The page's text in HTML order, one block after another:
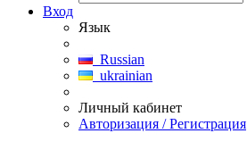
Вход
Язык
Russian
ukrainian
Личный кабинет
Авторизация / Регистрация